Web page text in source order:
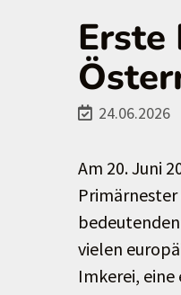
Erste
24.06.2026
Am 20. Juni
Primärnester
vielen
Imkerei,